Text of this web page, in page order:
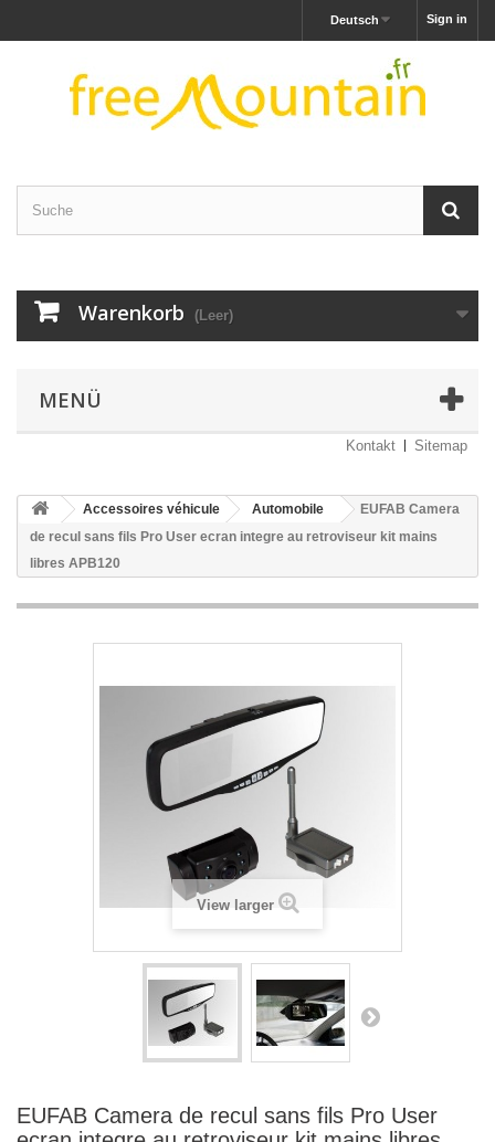
Sign in
Deutsch
Warenkorb (Leer)
MENÜ
Kontakt Sitemap
Accessoires véhicule Automobile
EUFAB Camera
de recul sans fils Pro User ecran integre au retroviseur kit mains
libres APB120
View larger
EUFAB Camera de recul sans fils Pro User